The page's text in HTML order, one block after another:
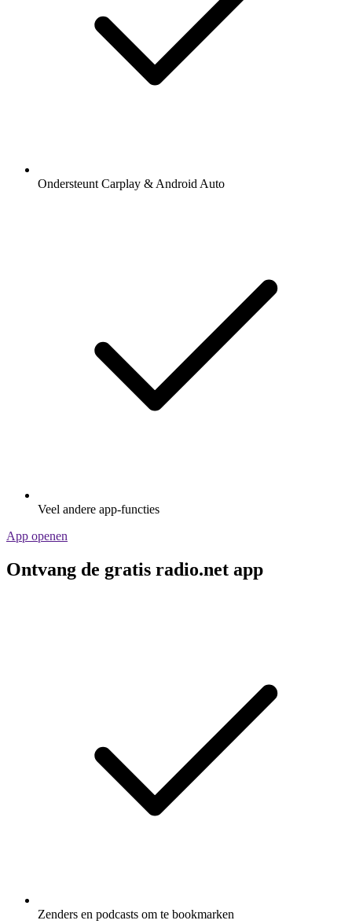
Ondersteunt Carplay & Android Auto
Veel andere app-functies
App openen
Ontvang de gratis radio.net app
Zenders en podcasts om te bookmarken